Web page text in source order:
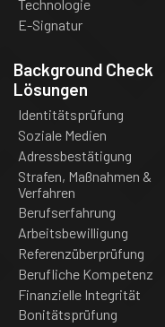
Technologie
E-Signatur
Background Check
Lösungen
Identitätsprüfung
Soziale Medien
Adressbestätigung
Strafen, Maßnahmen &
Verfahren
Berufserfahrung
Arbeitsbewilligung
Referenzüberprüfung
Berufliche Kompetenz
Finanzielle Integrität
Bonitätsprüfung